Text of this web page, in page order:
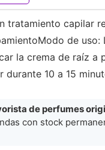
tratamiento capilar
de uso:
la crema de raíz a
10 a 15
de perfumes
con stock